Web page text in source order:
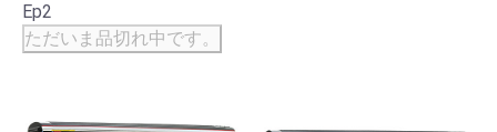
Ep2
ただいま品切れ中です。